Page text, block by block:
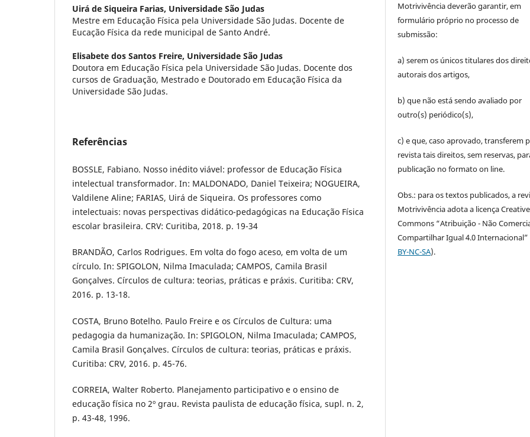
Uirá de Siqueira Farias, Universidade São Judas
Mestre em Educação Física pela Universidade São Judas. Docente de
Eucação Física da rede municipal de Santo André.
Elisabete dos Santos Freire, Universidade São Judas
Doutora em Educação Física pela Universidade São Judas. Docente dos
cursos de Graduação, Mestrado e Doutorado em Educação Física da
Universidade São Judas.
Referências
BOSSLE, Fabiano. Nosso inédito viável: professor de Educação Física
intelectual transformador. In: MALDONADO, Daniel Teixeira; NOGUEIRA,
Valdilene Aline; FARIAS, Uirá de Siqueira. Os professores como
intelectuais: novas perspectivas didático-pedagógicas na Educação Física
escolar brasileira. CRV: Curitiba, 2018. p. 19-34
BRANDÃO, Carlos Rodrigues. Em volta do fogo aceso, em volta de um
círculo. In: SPIGOLON, Nilma Imaculada; CAMPOS, Camila Brasil
Gonçalves. Círculos de cultura: teorias, práticas e práxis. Curitiba: CRV,
2016. p. 13-18.
COSTA, Bruno Botelho. Paulo Freire e os Círculos de Cultura: uma
pedagogia da humanização. In: SPIGOLON, Nilma Imaculada; CAMPOS,
Camila Brasil Gonçalves. Círculos de cultura: teorias, práticas e práxis.
Curitiba: CRV, 2016. p. 45-76.
CORREIA, Walter Roberto. Planejamento participativo e o ensino de
educação física no 2º grau. Revista paulista de educação física, supl. n. 2,
p. 43-48, 1996.
Motrivivência deverão garantir, em
formulário próprio no processo de
submissão:
a) serem os únicos titulares dos
autorais dos artigos,
b) que não está sendo avaliado por
outro(s) periódico(s),
c) e que, caso aprovado, transferem
revista tais direitos, sem reservas,
publicação no formato on line.
Obs.: para os textos publicados, a
Motrivivência adota a licença Creative
Commons “Atribuição - Não
Compartilhar Igual 4.0 Internacional”
BY-NC-SA).